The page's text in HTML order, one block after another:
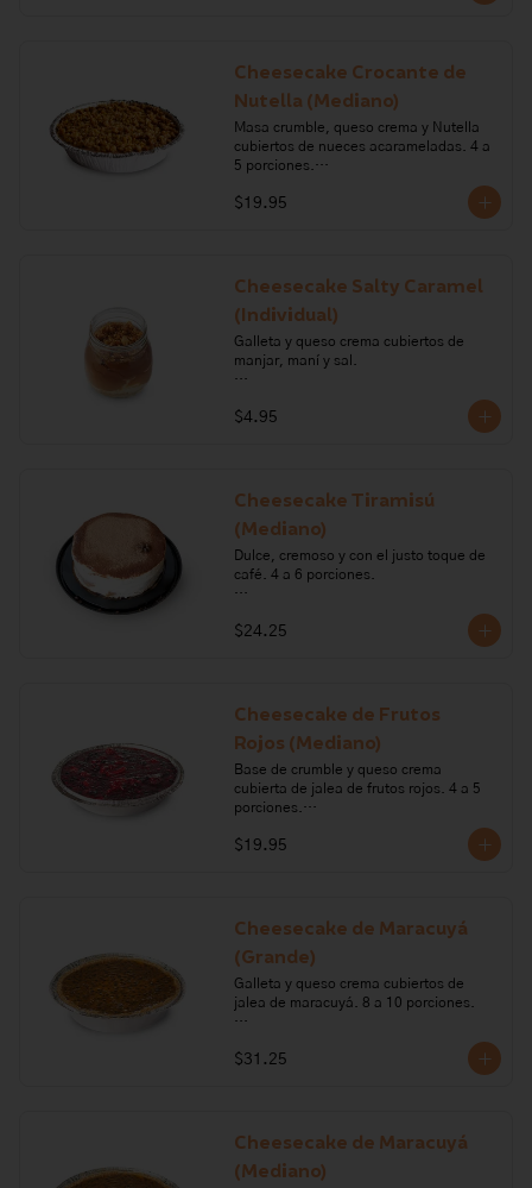
huevo, mantequilla, harina, polvo para
huevo, gluten, soya
Cheesecake Crocante de
Nutella (Mediano)
Masa crumble, queso crema y Nutella
cubiertos de nueces acarameladas. 4 a
5 porciones.
Ingredientes: queso crema, azúcar,
nueces, gelatina, chocolate, crema de
Alérgenos: Gluten, leche, lactosa,
frutos secos, soya, sulfitos
$19.95
Cheesecake Salty Caramel
(Individual)
Galleta y queso crema cubiertos de
manjar, maní y sal.
azúcar, crema de leche, queso crema,
gelatina, harina de trigo, mantequilla,
soya
$4.95
Cheesecake Tiramisú
(Mediano)
Dulce, cremoso y con el justo toque de
café. 4 a 6 porciones.
Ingredientes: azúcar, crema de leche,
gelatina sin sabor, queso crema, sal,
huevo, mantequilla, harina, polvo para
huevo, gluten, soya
$24.25
Cheesecake de Frutos
Rojos (Mediano)
Base de crumble y queso crema
cubierta de jalea de frutos rojos. 4 a 5
porciones.
Ingredientes: queso crema, harina de
Alérgenos: Gluten, leche lactosa, sulfito
$19.95
Cheesecake de Maracuyá
(Grande)
Galleta y queso crema cubiertos de
jalea de maracuyá. 8 a 10 porciones.
crema de leche, margarina, gelatina,
sulfitos, soya.
$31.25
Cheesecake de Maracuyá
(Mediano)